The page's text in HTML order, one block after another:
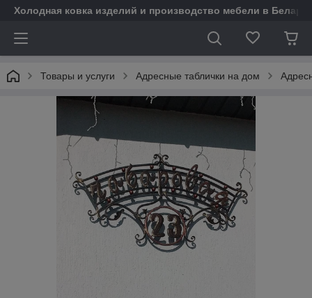
Холодная ковка изделий и производство мебели в
Товары и услуги Адресные таблички на дом